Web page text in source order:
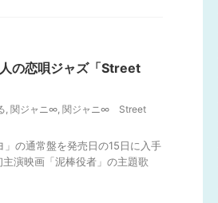
の恋唄ジャズ「Street
, 関ジャニ∞, 関ジャニ∞ Street
の通常盤を発売日の15日に入手
演映画「泥棒役者」の主題歌